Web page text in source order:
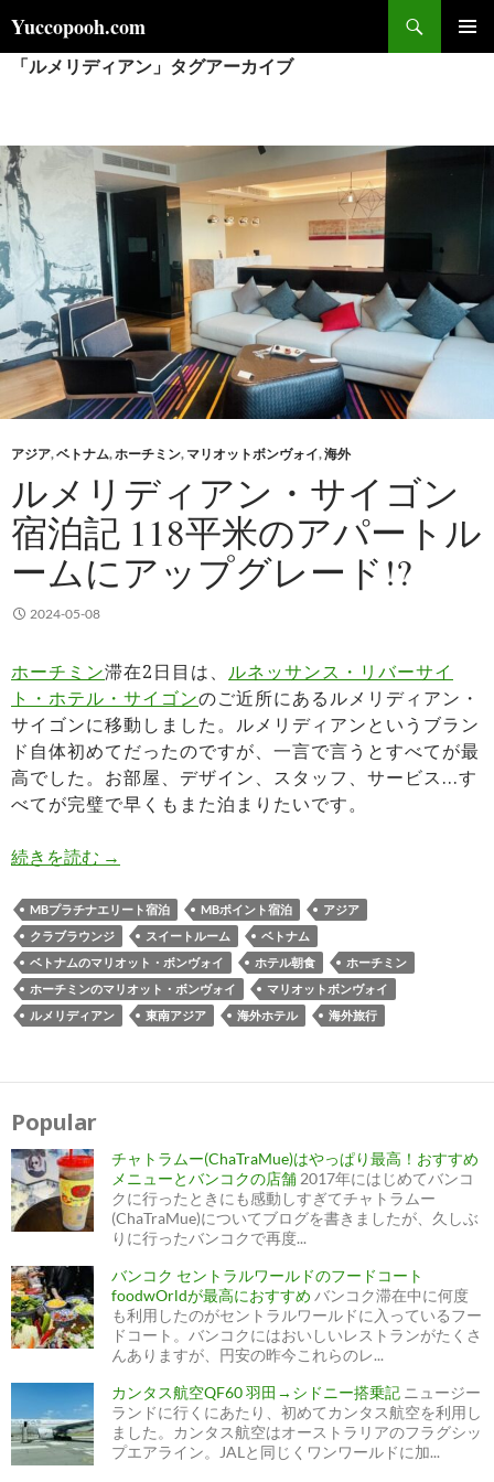
ン
へ
ス
キ
ッ
プ
Yuccopooh.com
索
「ルメリディアン」タグアーカイブ
アジア,ベトナム,ホーチミン, マリオットボンヴォイ,海外
ルメリディアン・サイゴン
宿泊記 118平米のアパートル
ームにアップグレード!?
2024-05-08
ホーチミン滞在2日目は、 ルネッサンス・リバーサイ
ト・ホテル・サイゴンのご近所にあるルメリディアン・
サイゴンに移動しました。ルメリディアンというブラン
ド自体初めてだったのですが、一言で言うとすべてが最
高でした。お部屋、デザイン、スタッフ、サービス…す
べてが完璧で早くもまた泊まりたいです。
続きを読む ルメリディアン・サイゴン宿泊記 118平米のア
→
MBプラチナエリート宿泊 MBポイント宿泊
アジア
クラブラウンジ
スイートルーム
ベトナム
ベトナムのマリオット・ボンヴォイ
ホテル朝食
ホーチミン
ホーチミンのマリオット・ボンヴォイ
マリオットボンヴォイ
ルメリディアン
東南アジア 海外ホテル 海外旅行
Popular
チャトラムー(ChaTraMue)はやっぱり最高！おすすめ
メニューとバンコクの店舗 2017年にはじめてバンコ
クに行ったときにも感動しすぎてチャトラムー
(ChaTraMue)についてブログを書きましたが、久しぶ
りに行ったバンコクで再度...
バンコク セントラルワールドのフードコート
foodwOrldが最高におすすめ バンコク滞在中に何度
も利用したのがセントラルワールドに入っているフー
ドコート。バンコクにはおいしいレストランがたくさ
んありますが、円安の昨今これらのレ...
カンタス航空QF60 羽田→シドニー搭乗記 ニュージー
ランドに行くにあたり、初めてカンタス航空を利用し
ました。カンタス航空はオーストラリアのフラグシッ
プエアライン。JALと同じくワンワールドに加...